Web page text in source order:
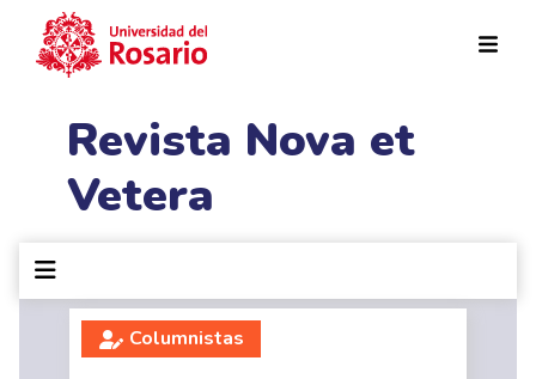
Revista Nova et
Vetera
Columnistas